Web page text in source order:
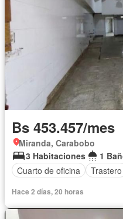
Bs 453.457/mes
Miranda, Carabobo
3 Habitaciones
1
Cuarto de oficina
Trastero
Hace 2 días, 20 horas